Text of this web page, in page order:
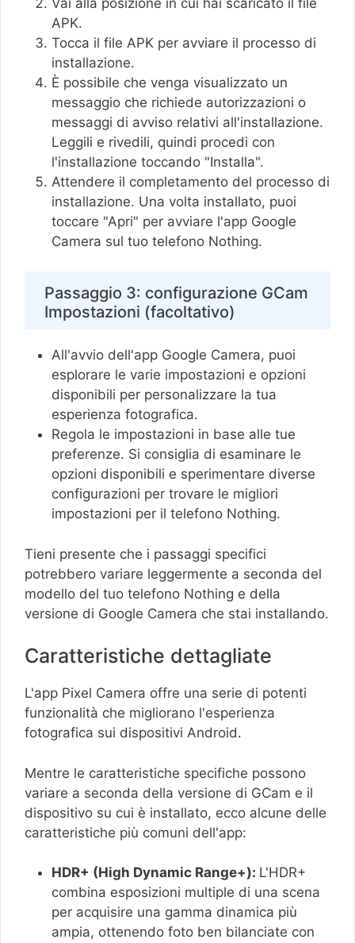
APK.
Tocca il file APK per avviare il processo di
installazione.
È possibile che venga visualizzato un
messaggio che richiede autorizzazioni o
messaggi di avviso relativi all'installazione.
Leggili e rivedili, quindi procedi con
l'installazione toccando "Installa".
Attendere il completamento del processo di
installazione. Una volta installato, puoi
toccare "Apri" per avviare l'app Google
Camera sul tuo telefono Nothing.
Passaggio 3: configurazione GCam
Impostazioni (facoltativo)
All'avvio dell'app Google Camera, puoi
esplorare le varie impostazioni e opzioni
disponibili per personalizzare la tua
esperienza fotografica.
Regola le impostazioni in base alle tue
preferenze. Si consiglia di esaminare le
opzioni disponibili e sperimentare diverse
configurazioni per trovare le migliori
impostazioni per il telefono Nothing.
Tieni presente che i passaggi specifici
potrebbero variare leggermente a seconda del
modello del tuo telefono Nothing e della
versione di Google Camera che stai installando.
Caratteristiche dettagliate
L'app Pixel Camera offre una serie di potenti
funzionalità che migliorano l'esperienza
fotografica sui dispositivi Android.
Mentre le caratteristiche specifiche possono
variare a seconda della versione di GCam e il
dispositivo su cui è installato, ecco alcune delle
caratteristiche più comuni dell'app:
HDR+ (High Dynamic Range+): L'HDR+
combina esposizioni multiple di una scena
per acquisire una gamma dinamica più
ampia, ottenendo foto ben bilanciate con